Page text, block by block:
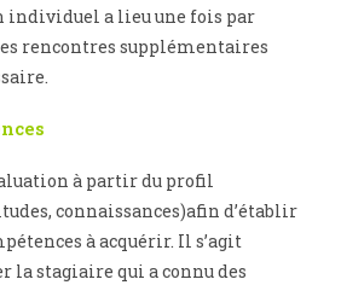
individuel a lieu une fois par
rencontres supplémentaires
à partir du profil
connaissances)afin d’établir
à acquérir. Il s’agit
la stagiaire qui a connu des